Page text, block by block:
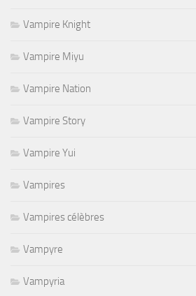
Vampire Knight
Vampire Miyu
Vampire Nation
Vampire Story
Vampire Yui
Vampires
Vampires célèbres
Vampyre
Vampyria